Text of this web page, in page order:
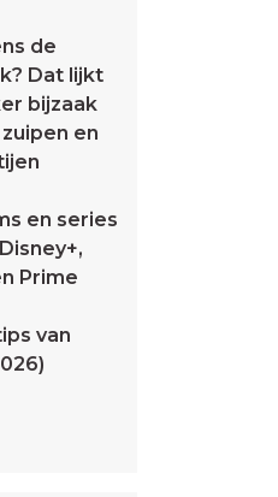
de
Dat lijkt
bijzaak
en
en series
Prime
van